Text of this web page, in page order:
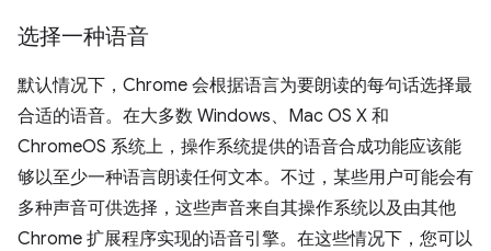
选择一种语音
默认情况下，Chrome 会根据语言为要朗读的每句话选择最
合适的语音。在大多数 Windows、Mac OS X 和
ChromeOS 系统上，操作系统提供的语音合成功能应该能
够以至少一种语言朗读任何文本。不过，某些用户可能会有
多种声音可供选择，这些声音来自其操作系统以及由其他
Chrome 扩展程序实现的语音引擎。在这些情况下，您可以